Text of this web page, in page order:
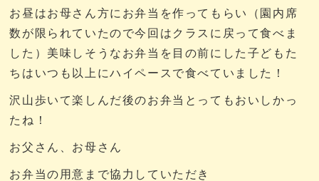
お昼はお母さん方にお弁当を作ってもらい（園内席
数が限られていたので今回はクラスに戻って食べま
した）美味しそうなお弁当を目の前にした子どもた
ちはいつも以上にハイペースで食べていました！
沢山歩いて楽しんだ後のお弁当とってもおいしかっ
たね！
お父さん、お母さん
お弁当の用意まで協力していただき